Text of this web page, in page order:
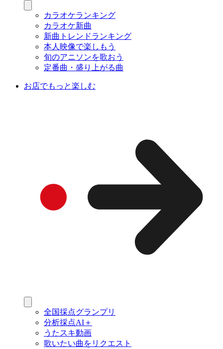
カラオケランキング
カラオケ新曲
新曲トレンドランキング
本人映像で楽しもう
旬のアニソンを歌おう
定番曲・盛り上がる曲
お店でもっと楽しむ
全国採点グランプリ
分析採点AI＋
うたスキ動画
歌いたい曲をリクエスト